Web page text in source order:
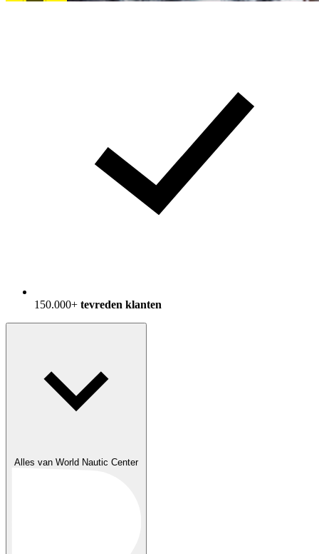
150.000+ tevreden klanten
Alles van World Nautic Center